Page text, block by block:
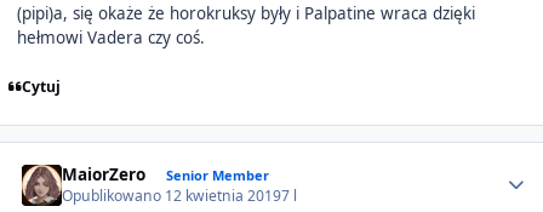
(pipi)a, się okaże że horokruksy były i Palpatine wraca dzięki
hełmowi Vadera czy coś.
Cytuj
MaiorZero Senior Member
Opublikowano 12 kwietnia 20197 l